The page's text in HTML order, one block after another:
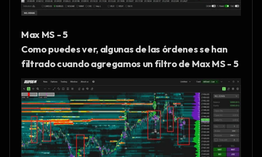
Max MS - 5
Como puedes ver, algunas de las órdenes se han
filtrado cuando agregamos un filtro de Max MS - 5